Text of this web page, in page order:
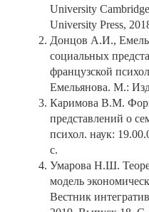
University
University Press,
Донцов А.И.,
социальных
французской
Емельянова. М.:
Каримова В.М.
представлений о
психол. наук:
с.
Умарова Н.Ш.
модель
Вестник